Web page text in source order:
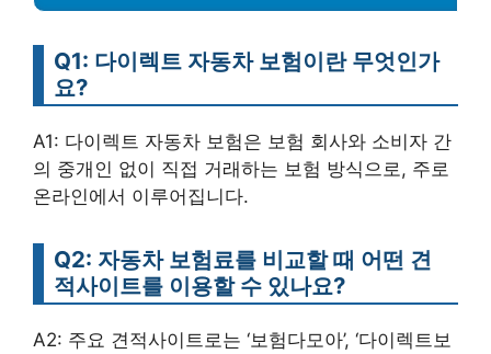
Q1: 다이렉트 자동차 보험이란 무엇인가
요?
A1: 다이렉트 자동차 보험은 보험 회사와 소비자 간
의 중개인 없이 직접 거래하는 보험 방식으로, 주로
온라인에서 이루어집니다.
Q2: 자동차 보험료를 비교할 때 어떤 견
적사이트를 이용할 수 있나요?
A2: 주요 견적사이트로는 ‘보험다모아’, ‘다이렉트보